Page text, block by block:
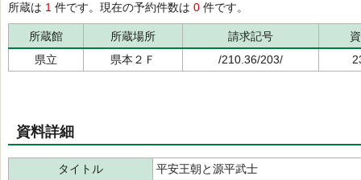
所蔵は 1 件です。現在の予約件数は 0 件です。
所蔵館 所蔵場所 請求記号
県立
県本２Ｆ /210.36/203/
資料詳細
タイトル
平安王朝と源平武士